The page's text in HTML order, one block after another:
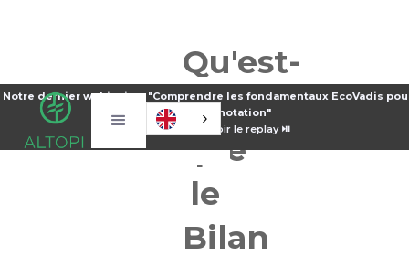
Notre dernier webinaire : "Comprendre les fondamentaux EcoVadis
notation"
Voir le replay ⏯️
Qu'est-
ce
que
le
Bilan